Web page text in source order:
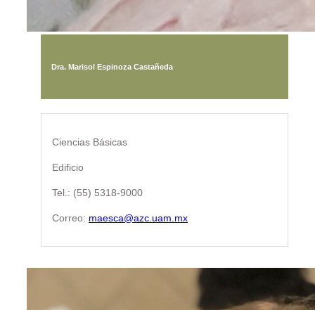
Dra. Marisol Espinoza Castañeda
Ciencias Básicas
Edificio
Tel.: (55) 5318-9000
Correo: maesca@azc.uam.mx